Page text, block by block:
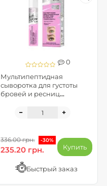
0
Мультипептидная
сыворотка для густоты
бровей и ресниц
нарощенных - Lash & Brow
336.00 грн. -30%
235.20 грн. Купить
Быстрый заказ